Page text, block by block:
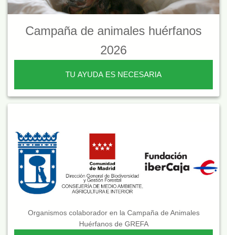
Campaña de animales huérfanos
2026
TU AYUDA ES NECESARIA
Organismos colaborador en la Campaña de Animales
Huérfanos de GREFA